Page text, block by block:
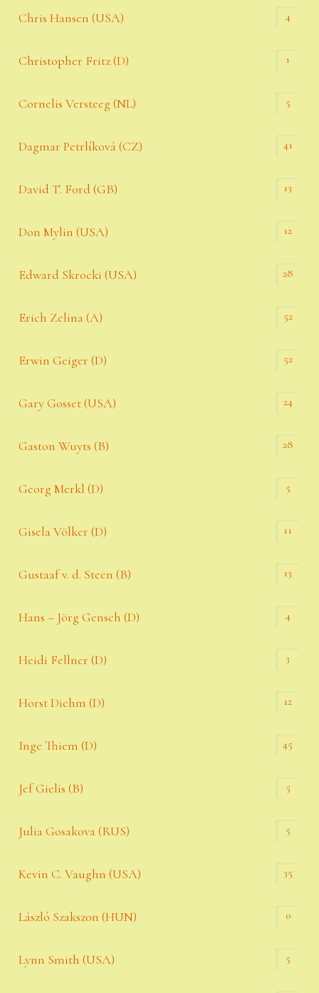
Chris Hansen (USA) 4
Christopher Fritz (D) 1
Cornelis Versteeg (NL) 5
Dagmar Petrlíková (CZ) 41
David T. Ford (GB) 13
Don Mylin (USA) 12
Edward Skrocki (USA) 28
Erich Zelina (A) 52
Erwin Geiger (D) 52
Gary Gosset (USA) 24
Gaston Wuyts (B) 28
Georg Merkl (D) 5
Gisela Völker (D) 11
Gustaaf v. d. Steen (B) 13
Hans – Jörg Gensch (D) 4
Heidi Fellner (D) 3
Horst Diehm (D) 12
Inge Thiem (D) 45
Jef Gielis (B) 5
Julia Gosakova (RUS) 5
Kevin C. Vaughn (USA) 35
László Szakszon (HUN) 0
Lynn Smith (USA) 5